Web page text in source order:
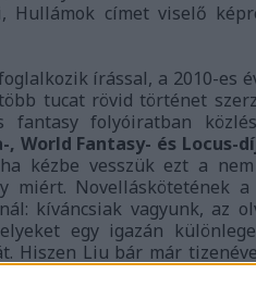
Hullámok címet viselő
írással, a 2010-es
tucat rövid történet
folyóiratban
, World Fantasy- és Locus-
kézbe vesszük ezt a
miért. Novelláskötetének
kíváncsiak vagyunk, az
egy igazán
Hiszen Liu bár már
merítenek.